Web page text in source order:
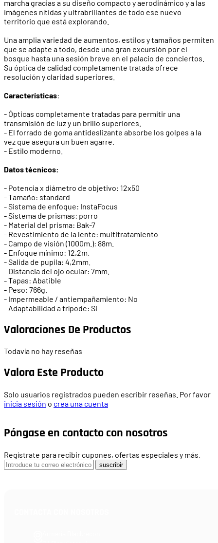
marcha gracias a su diseño compacto y aerodinámico y a las
imágenes nítidas y ultrabrillantes de todo ese nuevo
territorio que está explorando.
Una amplia variedad de aumentos, estilos y tamaños permiten
que se adapte a todo, desde una gran excursión por el
bosque hasta una sesión breve en el palacio de conciertos.
Su óptica de calidad completamente tratada ofrece
resolución y claridad superiores.
Características:
- Ópticas completamente tratadas para permitir una
transmisión de luz y un brillo superiores.
- El forrado de goma antideslizante absorbe los golpes a la
vez que asegura un buen agarre.
- Estilo moderno.
Datos técnicos:
- Potencia x diámetro de objetivo: 12x50
- Tamaño: standard
- Sistema de enfoque: InstaFocus
- Sistema de prismas: porro
- Material del prisma: Bak-7
- Revestimiento de la lente: multitratamiento
- Campo de visión (1000m.): 88m.
- Enfoque mínimo: 12,2m.
- Salida de pupila: 4,2mm.
- Distancia del ojo ocular: 7mm.
- Tapas: Abatible
- Peso: 766g.
- Impermeable / antiempañamiento: No
- Adaptabilidad a trípode: Si
Valoraciones De Productos
Todavía no hay reseñas
Valora Este Producto
Solo usuarios registrados pueden escribir reseñas. Por favor
inicia sesión o crea una cuenta
Póngase en contacto con nosotros
Regístrate para recibir cupones, ofertas especiales y más.
suscribir